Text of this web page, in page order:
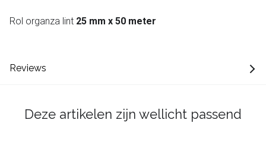
Rol organza lint 25 mm x 50 meter
Reviews
Deze artikelen zijn wellicht passend